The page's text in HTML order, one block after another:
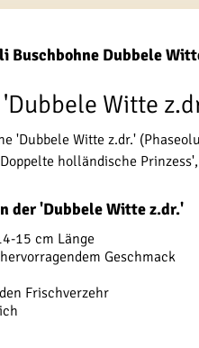
Buschbohne Dubbele
Witte
'Dubbele Witte z.dr.'
holländische
der 'Dubbele Witte z.dr.'
15 cm Länge
Geschmack
Frischverzehr